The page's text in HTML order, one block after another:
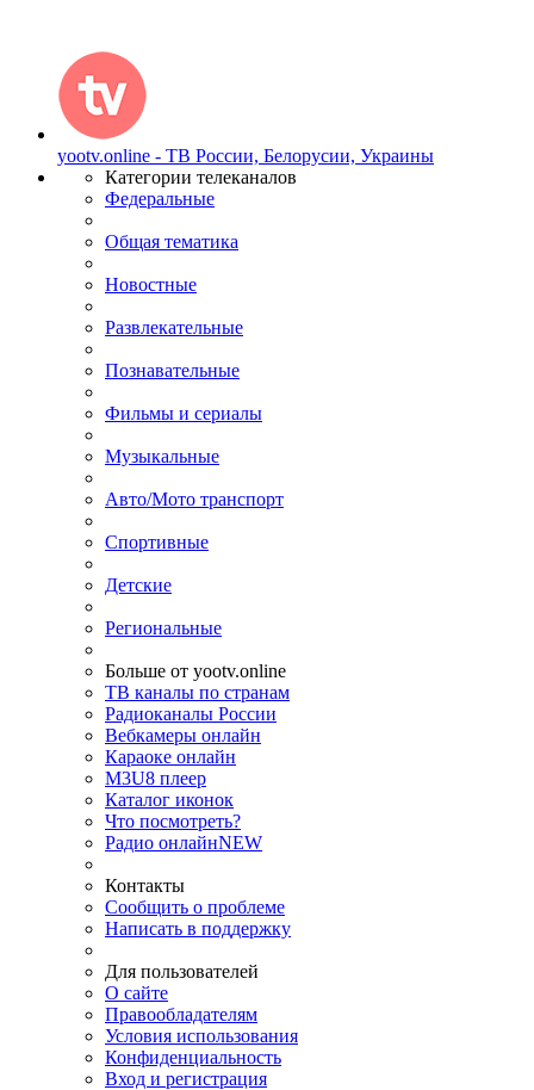
yootv.online - ТВ России, Белорусии, Украины
Категории телеканалов
Федеральные
Общая тематика
Новостные
Развлекательные
Познавательные
Фильмы и сериалы
Музыкальные
Авто/Мото транспорт
Спортивные
Детские
Региональные
Больше от yootv.online
ТВ каналы по странам
Радиоканалы России
Вебкамеры онлайн
Караоке онлайн
M3U8 плеер
Каталог иконок
Что посмотреть?
Радио онлайнNEW
Контакты
Сообщить о проблеме
Написать в поддержку
Для пользователей
О сайте
Правообладателям
Условия использования
Конфиденциальность
Вход и регистрация